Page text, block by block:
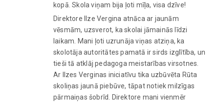
kopā. Skola viņam bija ļoti mīļa, visa dzīve!
Direktore Ilze Vergina atnāca ar jaunām
vēsmām, uzsverot, ka skolai jāmainās līdzi
laikam. Mani ļoti uzrunāja viņas atziņa, ka
skolotāja autoritātes pamatā ir sirds izglītība, un
tieši tā atklāj pedagoga meistarības virsotnes.
Ar Ilzes Verginas iniciatīvu tika uzbūvēta Rūta
skoliņas jaunā piebūve, tāpat notiek milzīgas
pārmaiņas šobrīd. Direktore mani vienmēr